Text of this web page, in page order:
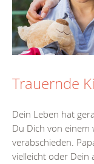
Trauernde
Dein Leben hat
Du Dich von
verabschieden.
vielleicht oder Dein